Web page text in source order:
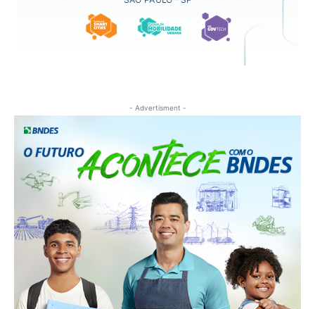
- Advertisment -